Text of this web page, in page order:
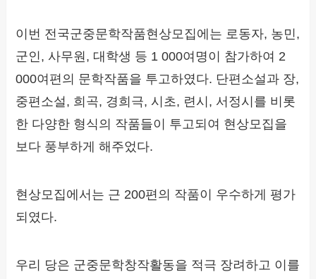
이번 전국군중문학작품현상모집에는 로동자, 농민,
군인, 사무원, 대학생 등 1 000여명이 참가하여 2
000여편의 문학작품을 투고하였다. 단편소설과 장,
중편소설, 희곡, 경희극, 시초, 련시, 서정시를 비롯
한 다양한 형식의 작품들이 투고되여 현상모집을
보다 풍부하게 해주었다.
현상모집에서는 근 200편의 작품이 우수하게 평가
되였다.
우리 당은 군중문학창작활동을 적극 장려하고 이를